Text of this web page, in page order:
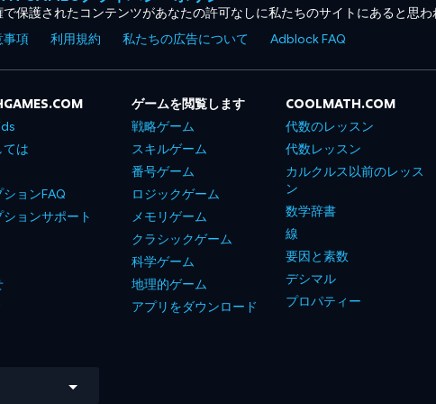
で保護されたコンテンツがあなたの許可なしに私たちのサイトにあると思
事項
利用規約 私たちの広告について Adblock FAQ
ては
ョンFAQ
ョンサポート
ゲームを閲覧します
戦略ゲーム
スキルゲーム
番号ゲーム
ロジックゲーム
メモリゲーム
クラシックゲーム
科学ゲーム
地理的ゲーム
アプリをダウンロード
COOLMATH.COM
代数のレッスン
代数レッスン
カルクルス以前のレッス
ン
数学辞書
線
要因と素数
デシマル
プロパティー